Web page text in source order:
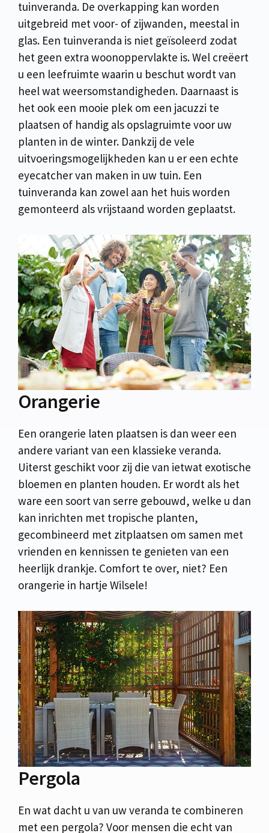
tuinveranda. De overkapping kan worden
uitgebreid met voor- of zijwanden, meestal in
glas. Een tuinveranda is niet geïsoleerd zodat
het geen extra woonoppervlakte is. Wel creëert
u een leefruimte waarin u beschut wordt van
heel wat weersomstandigheden. Daarnaast is
het ook een mooie plek om een jacuzzi te
plaatsen of handig als opslagruimte voor uw
planten in de winter. Dankzij de vele
uitvoeringsmogelijkheden kan u er een echte
eyecatcher van maken in uw tuin. Een
tuinveranda kan zowel aan het huis worden
gemonteerd als vrijstaand worden geplaatst.
Orangerie
Een orangerie laten plaatsen is dan weer een
andere variant van een klassieke veranda.
Uiterst geschikt voor zij die van ietwat exotische
bloemen en planten houden. Er wordt als het
ware een soort van serre gebouwd, welke u dan
kan inrichten met tropische planten,
gecombineerd met zitplaatsen om samen met
vrienden en kennissen te genieten van een
heerlijk drankje. Comfort te over, niet? Een
orangerie in hartje Wilsele!
Pergola
En wat dacht u van uw veranda te combineren
met een pergola? Voor mensen die echt van